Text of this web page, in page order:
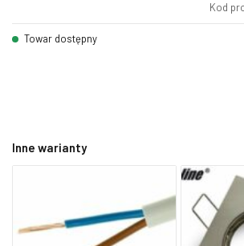
Kod
Towar dostępny
Inne warianty